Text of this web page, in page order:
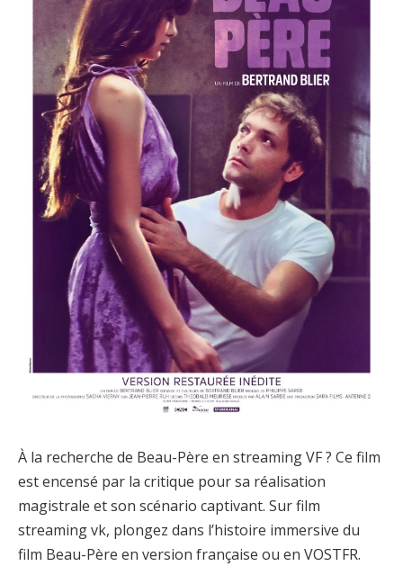
À la recherche de Beau-Père en streaming VF ? Ce film
est encensé par la critique pour sa réalisation
magistrale et son scénario captivant. Sur film
streaming vk, plongez dans l’histoire immersive du
film Beau-Père en version française ou en VOSTFR.